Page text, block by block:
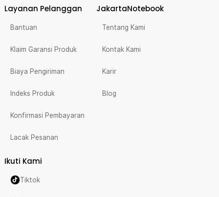
Layanan Pelanggan
Bantuan
Klaim Garansi Produk
Biaya Pengiriman
Indeks Produk
Konfirmasi Pembayaran
Lacak Pesanan
JakartaNotebook
Tentang Kami
Kontak Kami
Karir
Blog
Ikuti Kami
Tiktok